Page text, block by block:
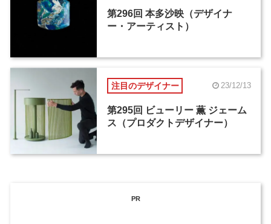
第296回 本多沙映（デザイナ
ー・アーティスト）
注目のデザイナー 23/12/13
第295回 ビューリー 薫 ジェーム
ス（プロダクトデザイナー）
PR